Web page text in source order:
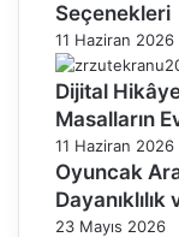
Seçenekleri
11 Haziran 2026
Dijital
Masalların
11 Haziran 2026
Oyuncak
23 Mayıs 2026